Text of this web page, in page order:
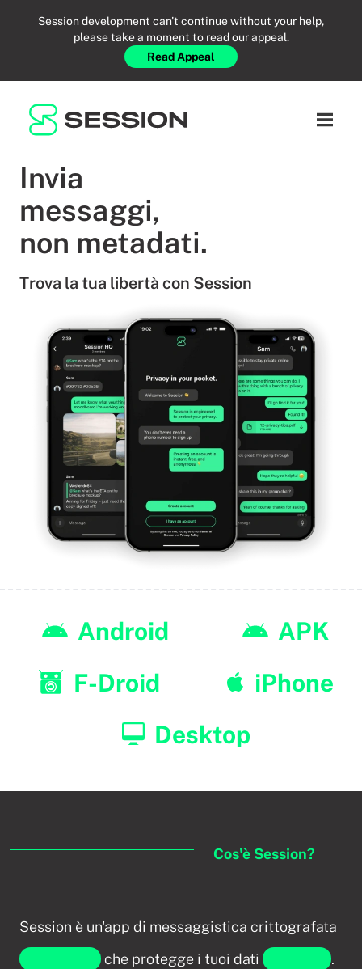
Session development can't continue without your help,
please take a moment to read our appeal.
Read Appeal
Apri il
RISORSE
BLOG
DOCS
WHITEPAPER
LITEPAPER
RETE
FAQ
SUPPORT
DONARE
IT
Invia
messaggi,
non metadati.
Trova la tua libertà con Session
Android
APK
F-Droid
iPhone
Desktop
Cos'è Session?
Session è un'app di messaggistica crittografata
che protegge i tuoi dati
.